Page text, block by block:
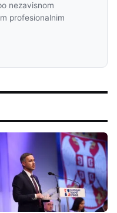
nezavisnom
profesionalnim